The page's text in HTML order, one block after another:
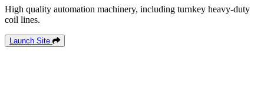
High quality automation machinery, including turnkey heavy-duty
coil lines.
Launch Site